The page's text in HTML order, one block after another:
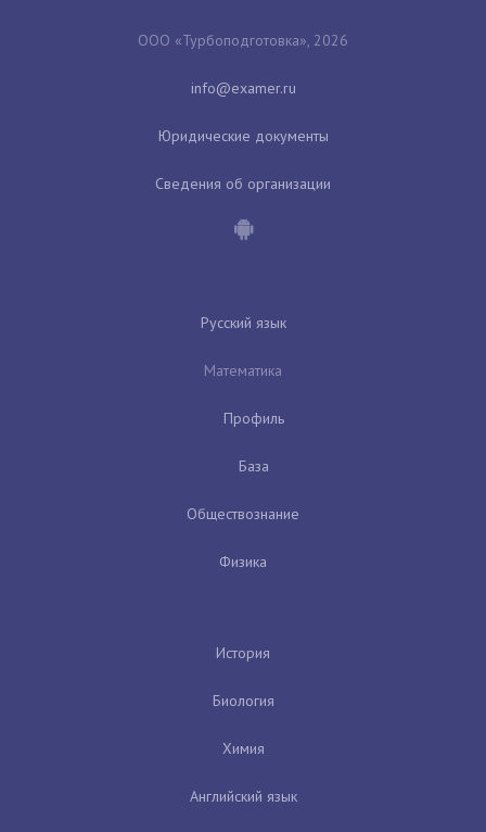
ООО «Турбоподготовка», 2026
Юридические документы
Сведения об организации
Русский язык
Математика
Профиль
База
Обществознание
Физика
История
Биология
Химия
Английский язык